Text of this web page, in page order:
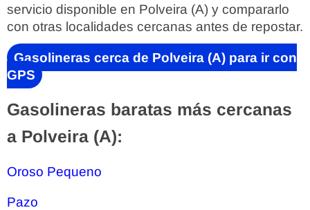
servicio disponible en Polveira (A) y compararlo
con otras localidades cercanas antes de repostar.
Gasolineras cerca de Polveira (A) para ir con
GPS
Gasolineras baratas más cercanas
a Polveira (A):
Oroso Pequeno
Pazo